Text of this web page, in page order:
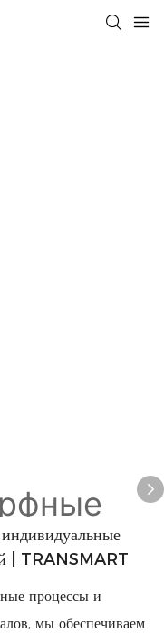
| TRANSMART
процессы и
мы обеспечиваем